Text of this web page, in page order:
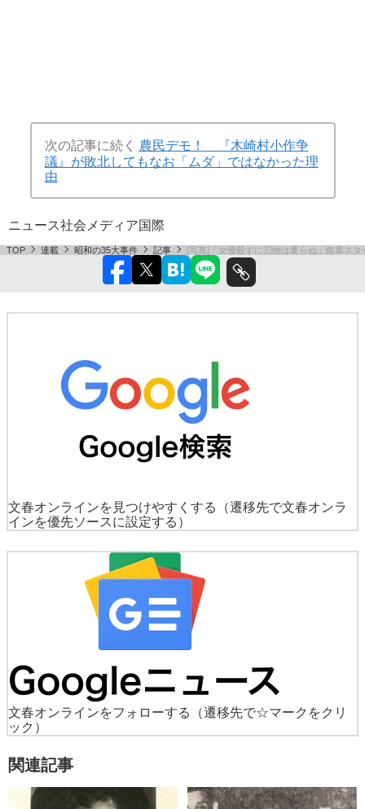
次の記事に続く
農民デモ！ 『木崎村小作争
議』が敗北してもなお「ムダ」ではなかった理
由
ニュース社会 メディア国際
TOP 連載 昭和の35大事件 記事 [写真]「女優殺すに刃物は要らぬ」銀幕ス
文春オンラインを見つけやすくする
（遷移先で文春オンラ
インを優先ソースに設定する）
文春オンラインをフォローする
（遷移先で☆マークをクリ
ック）
関連記事